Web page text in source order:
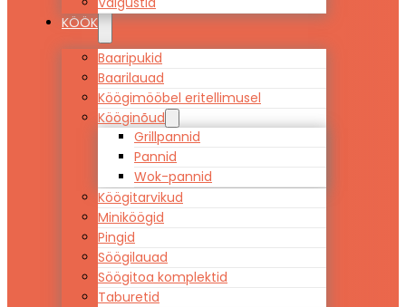
KÖÖK
Baaripukid
Baarilauad
Köögimööbel eritellimusel
Kööginõud
Grillpannid
Pannid
Wok-pannid
Köögitarvikud
Miniköögid
Pingid
Söögilauad
Söögitoa komplektid
Taburetid